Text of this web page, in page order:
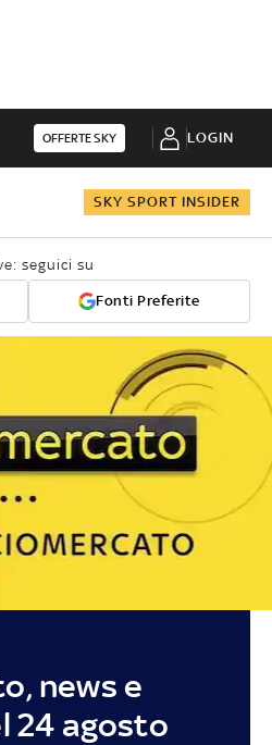
OFFERTE SKY LOGIN
SKY SPORT INSIDER
seguici su
Fonti Preferite
news e
24 agosto